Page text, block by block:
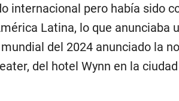
internacional pero había sido
Latina, lo que anunciaba
del 2024 anunciado la
del hotel Wynn en la